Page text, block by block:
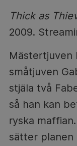
Thick as
2009.
Mästertjuven
småtjuven
stjäla två
så han kan
ryska
sätter planen